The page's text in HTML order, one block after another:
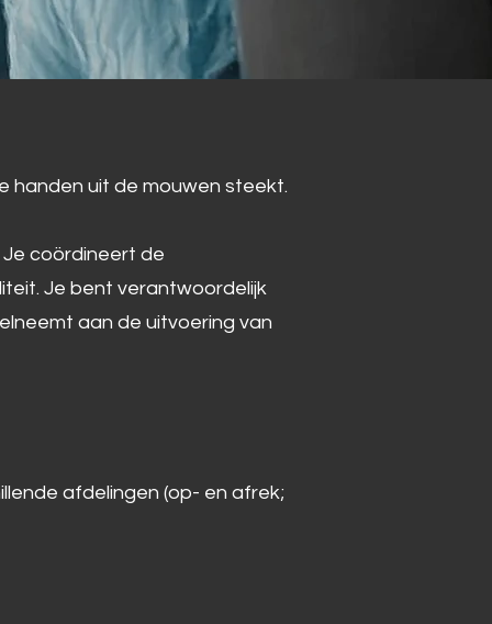
handen uit de mouwen steekt.
coördineert de
Je bent verantwoordelijk
aan de uitvoering van
afdelingen (op- en afrek;